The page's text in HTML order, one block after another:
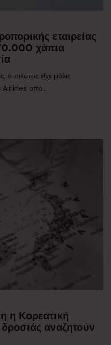
εταιρείας
χάπια
ο πιλότος είχε μόλις
Airlines από...
η Κορεατική
αναζητούν